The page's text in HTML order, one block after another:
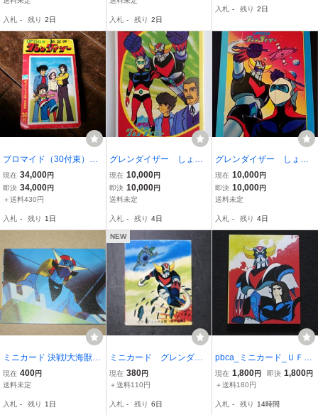
入札 - 残り 2日 入札 - 残り 2日
映動画 ダイナミック企画
入札 - 残り 2日
ブロマイド（30付束）Ｕ
ＦＯロボ グレンダイザ
ー
現在 34,000円
即決 34,000円
＋送料430円
入札 - 残り 1日
グレンダイザー しょう
ちゃん えノート
現在 10,000円
即決 10,000円
送料未定
入札 - 残り 4日
グレンダイザー しょう
ちゃん えノート
現在 10,000円
即決 10,000円
送料未定
入札 - 残り 4日
ミニカード 決戦!大海獣 9
番 グレンダイザー ゲッタ
ーロボG グレートマジン
子屋
現在 400円
送料未定
入札 - 残り 1日
NEW
ミニカード グレンダイ
ザー 18番 駄菓子屋 昭
和 レトロ 放送当時物 S
現在 380円
＋送料110円
入札 - 残り 6日
pbca_ミニカード_ＵＦＯ
ロボ グレンダイザー_No.
042
現在 1,800円 即決 1,800円
＋送料180円
入札 - 残り 14時間